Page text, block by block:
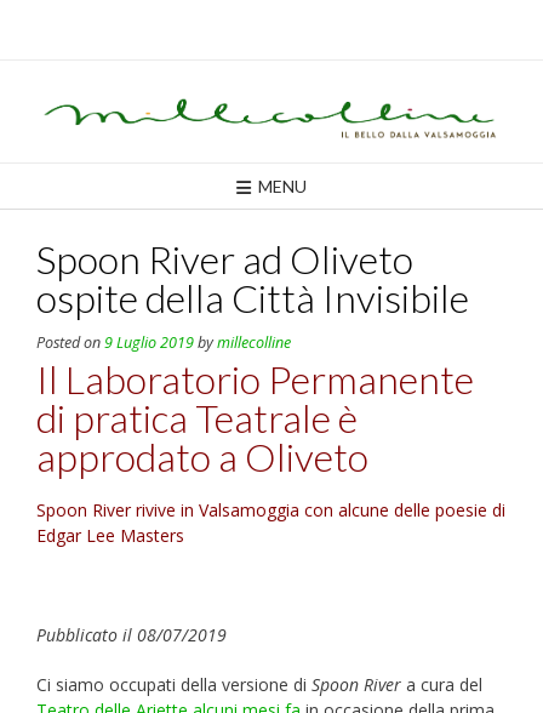
MENU
Spoon River ad Oliveto
ospite della Città Invisibile
Posted on9 Luglio 2019bymillecolline
Il Laboratorio Permanente
di pratica Teatrale è
approdato a Oliveto
Spoon River rivive in Valsamoggia con alcune delle poesie di
Edgar Lee Masters
Pubblicato il 08/07/2019
Ci siamo occupati della versione di Spoon River a cura del